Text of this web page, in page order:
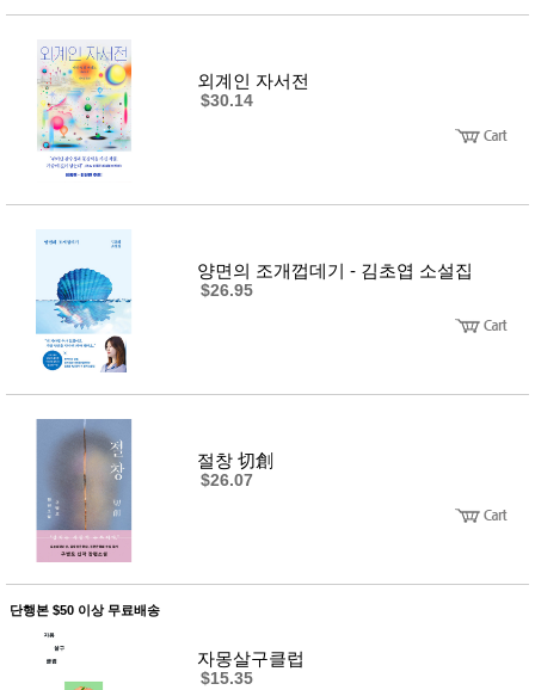
외계인 자서전
$30.14
양면의 조개껍데기 - 김초엽 소설집
$26.95
절창 切創
$26.07
단행본 $50 이상 무료배송
자몽살구클럽
$15.35